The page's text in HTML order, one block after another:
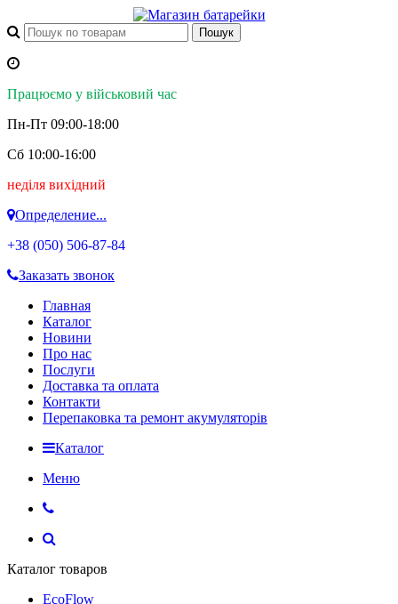
Працюємо у військовий час
Пн-Пт 09:00-18:00
Сб 10:00-16:00
неділя вихідний
Определение...
+38 (050) 506-87-84
Заказать звонок
Главная
Каталог
Новини
Про нас
Послуги
Доставка та оплата
Контакти
Перепаковка та ремонт акумуляторів
Каталог
Меню
Каталог товаров
EcoFlow